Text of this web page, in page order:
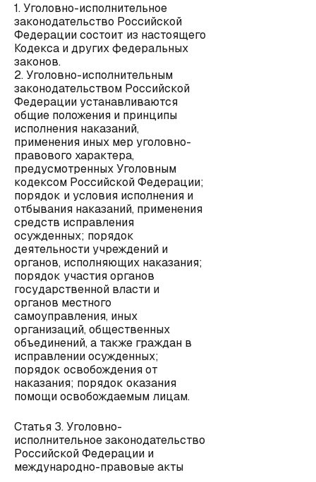
1. Уголовно-исполнительное
законодательство Российской
Федерации состоит из настоящего
Кодекса и других федеральных
законов.
2. Уголовно-исполнительным
законодательством Российской
Федерации устанавливаются
общие положения и принципы
исполнения наказаний,
применения иных мер уголовно-
правового характера,
предусмотренных Уголовным
кодексом Российской Федерации;
порядок и условия исполнения и
отбывания наказаний, применения
средств исправления
осужденных; порядок
деятельности учреждений и
органов, исполняющих наказания;
порядок участия органов
государственной власти и
органов местного
самоуправления, иных
организаций, общественных
объединений, а также граждан в
исправлении осужденных;
порядок освобождения от
наказания; порядок оказания
помощи освобождаемым лицам.
Статья 3. Уголовно-
исполнительное законодательство
Российской Федерации и
международно-правовые акты